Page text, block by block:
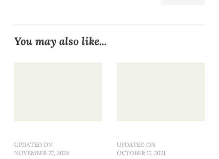
You may also like...
UPDATED ON
NOVEMBER 27, 2024
UPDATED ON
OCTOBER 17, 2021